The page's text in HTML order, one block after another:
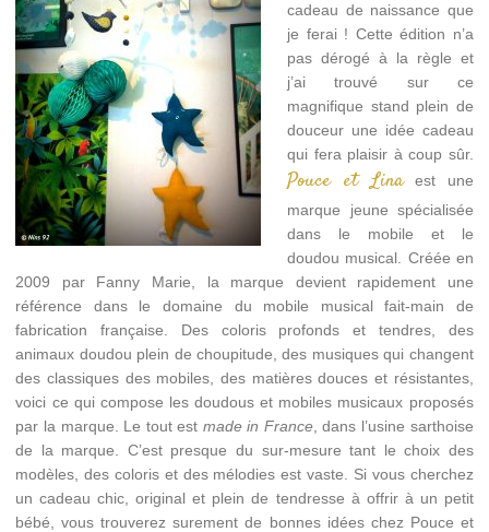
cadeau de naissance que
je ferai ! Cette édition n’a
pas dérogé à la règle et
j’ai trouvé sur ce
magnifique stand plein de
douceur une idée cadeau
qui fera plaisir à coup sûr.
Pouce et Linaest une
marque jeune spécialisée
dans le mobile et le
doudou musical. Créée en
2009 par Fanny Marie, la marque devient rapidement une
référence dans le domaine du mobile musical fait-main de
fabrication française. Des coloris profonds et tendres, des
animaux doudou plein de choupitude, des musiques qui changent
des classiques des mobiles, des matières douces et résistantes,
voici ce qui compose les doudous et mobiles musicaux proposés
par la marque. Le tout est made in France, dans l’usine sarthoise
de la marque. C’est presque du sur-mesure tant le choix des
modèles, des coloris et des mélodies est vaste. Si vous cherchez
un cadeau chic, original et plein de tendresse à offrir à un petit
bébé, vous trouverez surement de bonnes idées chez Pouce et